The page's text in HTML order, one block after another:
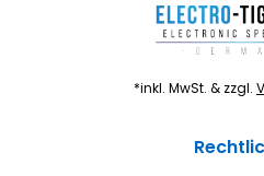
*inkl. MwSt. & zzgl.